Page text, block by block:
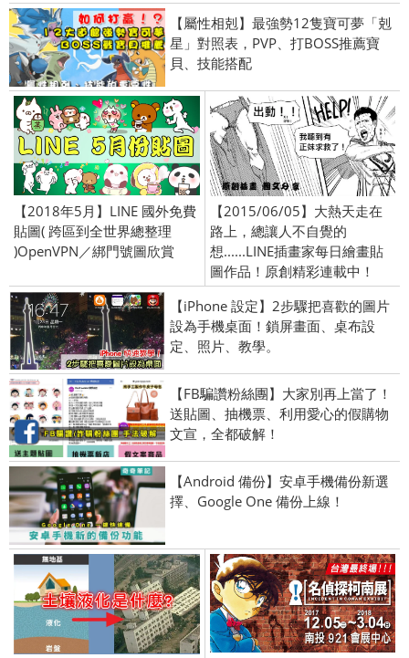
【屬性相剋】最強勢12隻寶可夢「剋
星」對照表，PVP、打BOSS推薦寶
貝、技能搭配
【2018年5月】LINE 國外免費
貼圖( 跨區到全世界總整理
)OpenVPN／綁門號圖欣賞
【2015/06/05】大熱天走在
路上，總讓人不自覺的
想......LINE插畫家每日繪畫貼
圖作品！原創精彩連載中！
【iPhone 設定】2步驟把喜歡的圖片
設為手機桌面！鎖屏畫面、桌布設
定、照片、教學。
【FB騙讚粉絲團】大家別再上當了！
送貼圖、抽機票、利用愛心的假購物
文宣，全都破解！
【Android 備份】安卓手機備份新選
擇、Google One 備份上線！